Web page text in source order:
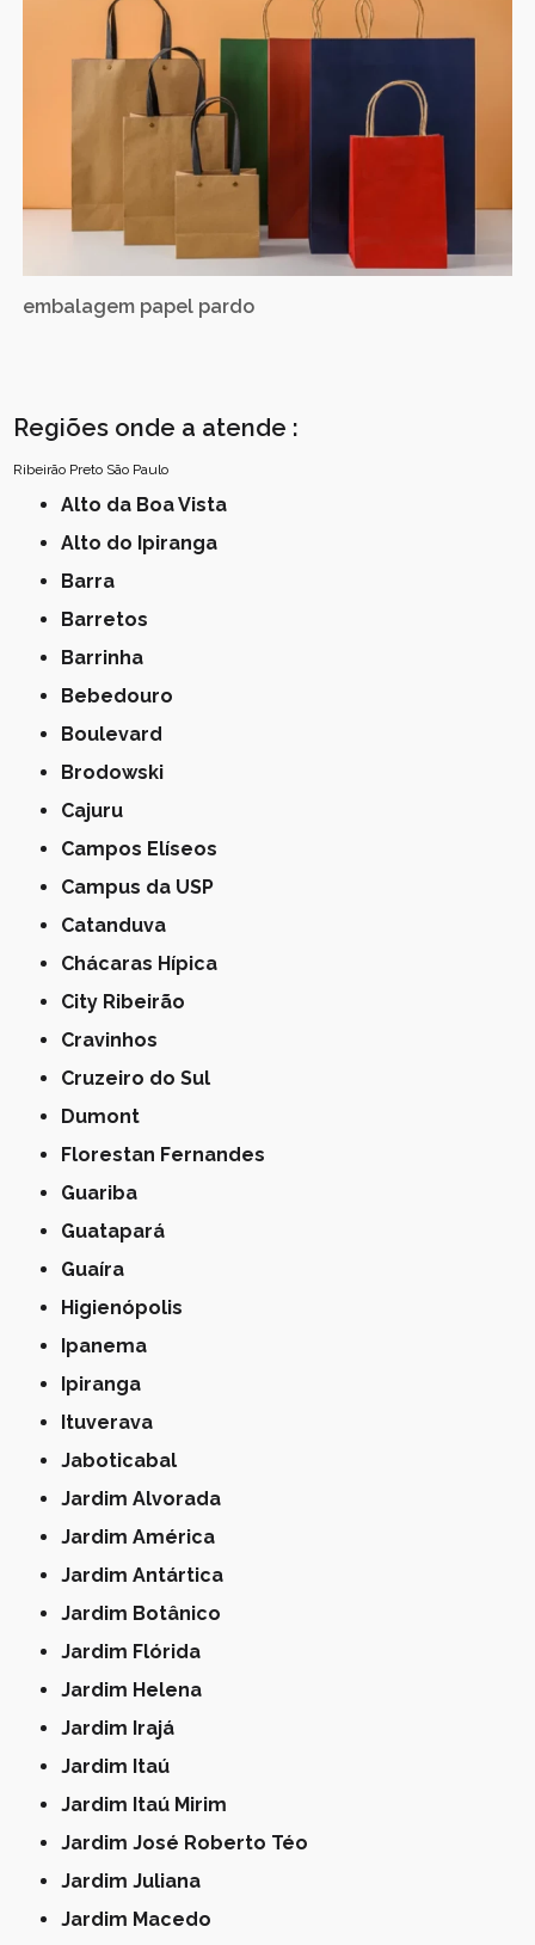
embalagem papel pardo
Regiões onde a atende :
Ribeirão Preto São Paulo
Alto da Boa Vista
Alto do Ipiranga
Barra
Barretos
Barrinha
Bebedouro
Boulevard
Brodowski
Cajuru
Campos Elíseos
Campus da USP
Catanduva
Chácaras Hípica
City Ribeirão
Cravinhos
Cruzeiro do Sul
Dumont
Florestan Fernandes
Guariba
Guatapará
Guaíra
Higienópolis
Ipanema
Ipiranga
Ituverava
Jaboticabal
Jardim Alvorada
Jardim América
Jardim Antártica
Jardim Botânico
Jardim Flórida
Jardim Helena
Jardim Irajá
Jardim Itaú
Jardim Itaú Mirim
Jardim José Roberto Téo
Jardim Juliana
Jardim Macedo